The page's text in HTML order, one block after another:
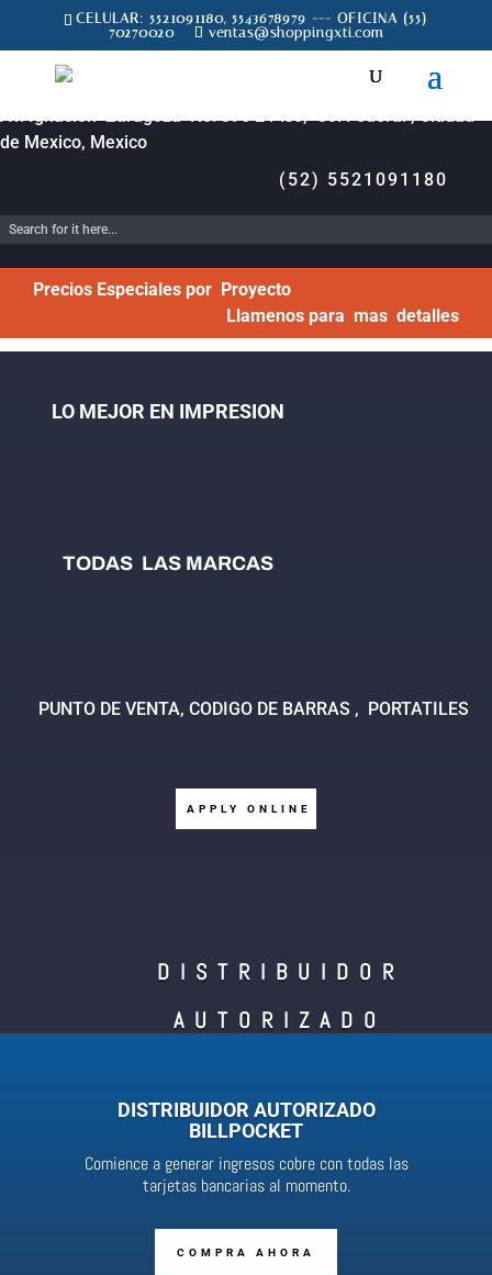
CELULAR: 5521091180, 5543678979 --- OFICINA (55)
70270020
ventas@shoppingxti.com
Av. Ignacion Zaragoza No. 396 2 Piso, Col Federal , Ciudad
de Mexico, Mexico
(52) 5521091180
Precios Especiales por Proyecto
Llamenos para mas detalles
LO MEJOR EN IMPRESION
TODAS LAS MARCAS
PUNTO DE VENTA, CODIGO DE BARRAS , PORTATILES
APPLY ONLINE
DISTRIBUIDOR
AUTORIZADO
DISTRIBUIDOR AUTORIZADO
BILLPOCKET
Comience a generar ingresos cobre con todas las
tarjetas bancarias al momento.
COMPRA AHORA